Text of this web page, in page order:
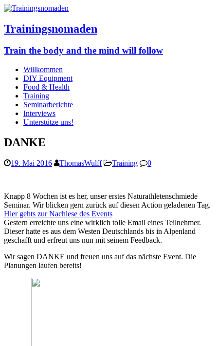
Trainingsnomaden
Train the body and the mind will follow
Willkommen
DIY Equipment
Food & Health
Training
Seminarberichte
Interviews
Unterstütze uns!
DANKE
19. Mai 2016 ThomasWulff Training 0
Knapp 8 Wochen ist es her, unser erstes Naturathletenschmiede
Seminar. Wir blicken gern zurück auf diesen Action geladenen Tag.
Hier gehts zur Nachlese des Events
Gestern erreichte uns eine wirklich tolle Email eines Teilnehmer.
Dieser hatte es aus dem Westen Deutschlands bis in Alpenland
geschafft und erfreut uns nun mit seinem Feedback.
Wir sagen DANKE und freuen uns auf das nächste Event. Die
Planungen laufen bereits!